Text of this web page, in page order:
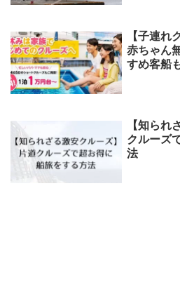
【子連れ
赤ちゃん
すめ客船
【知られ
クルーズ
法